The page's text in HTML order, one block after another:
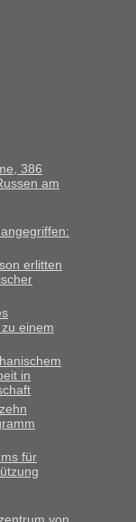
mit dabei ist.
immer unter
das privat ist
das nicht
neu sollte es
bin mit meiner
gebrauchter
geht es am
am Montag
5 Uhr in der
zur Grenze. Nur
386
am
erlitten
einem
in
für
von